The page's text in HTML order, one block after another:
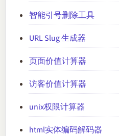
智能引号删除工具
URL Slug 生成器
页面价值计算器
访客价值计算器
unix权限计算器
html实体编码解码器